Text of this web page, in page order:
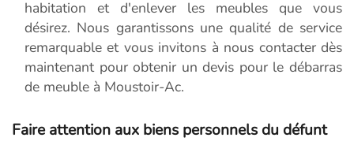
habitation et d'enlever les meubles que vous
désirez. Nous garantissons une qualité de service
remarquable et vous invitons à nous contacter dès
maintenant pour obtenir un devis pour le débarras
de meuble à Moustoir-Ac.
Faire attention aux biens personnels du défunt